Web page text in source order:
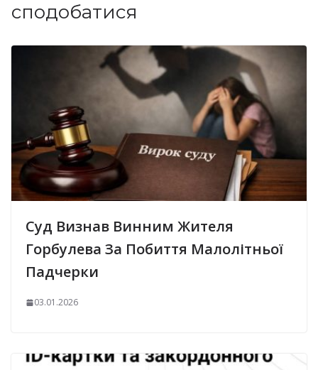
сподобатися
Суд Визнав Винним Жителя
Горбулева За Побиття Малолітньої
Падчерки
03.01.2026